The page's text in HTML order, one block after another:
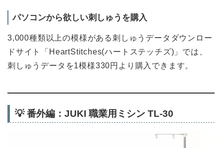
パソコンから欲しい刺しゅうを購入
3,000種類以上の模様がある刺しゅうデータダウンロー
ドサイト「HeartStitches(ハートステッチズ)」では、
刺しゅうデータを1模様330円より購入できます。
💡番外編：JUKI 職業用ミシン TL-30